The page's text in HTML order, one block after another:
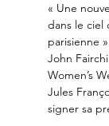
« Une
dans le ciel
parisienne
John
Women’s
Jules
signer sa